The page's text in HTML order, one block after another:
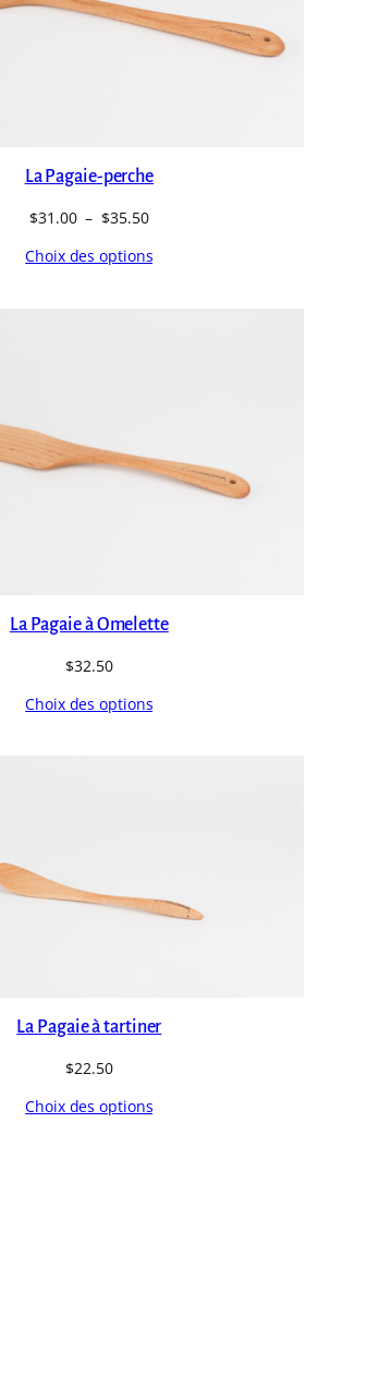
La Pagaie-perche
$31.00 – $35.50Plage
prix :
Choix des options
La Pagaie à Omelette
$32.50
Choix des options
La Pagaie à tartiner
$22.50
Choix des options